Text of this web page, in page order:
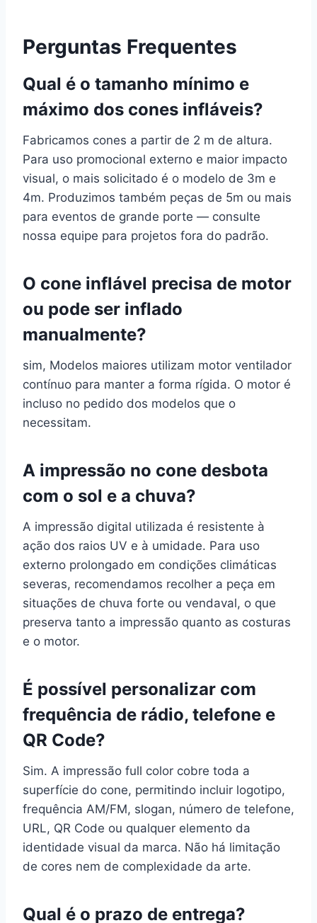
Perguntas Frequentes
Qual é o tamanho mínimo e
máximo dos cones infláveis?
Fabricamos cones a partir de 2 m de altura.
Para uso promocional externo e maior impacto
visual, o mais solicitado é o modelo de 3m e
4m. Produzimos também peças de 5m ou mais
para eventos de grande porte — consulte
nossa equipe para projetos fora do padrão.
O cone inflável precisa de motor
ou pode ser inflado
manualmente?
sim, Modelos maiores utilizam motor ventilador
contínuo para manter a forma rígida. O motor é
incluso no pedido dos modelos que o
necessitam.
A impressão no cone desbota
com o sol e a chuva?
A impressão digital utilizada é resistente à
ação dos raios UV e à umidade. Para uso
externo prolongado em condições climáticas
severas, recomendamos recolher a peça em
situações de chuva forte ou vendaval, o que
preserva tanto a impressão quanto as costuras
e o motor.
É possível personalizar com
frequência de rádio, telefone e
QR Code?
Sim. A impressão full color cobre toda a
superfície do cone, permitindo incluir logotipo,
frequência AM/FM, slogan, número de telefone,
URL, QR Code ou qualquer elemento da
identidade visual da marca. Não há limitação
de cores nem de complexidade da arte.
Qual é o prazo de entrega?